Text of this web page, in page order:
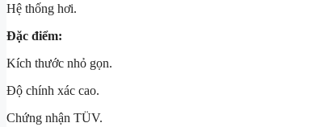
Hệ thống hơi.
Đặc điểm:
Kích thước nhỏ gọn.
Độ chính xác cao.
Chứng nhận TÜV.